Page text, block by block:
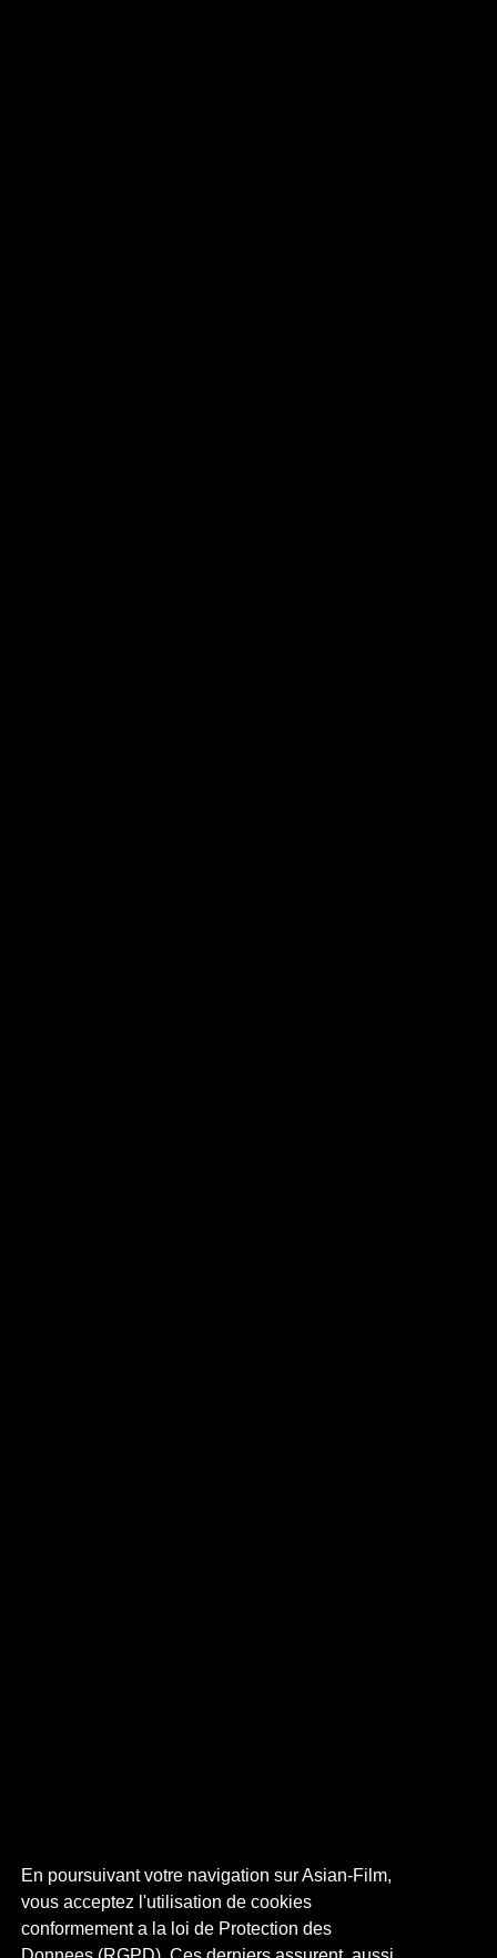
En poursuivant votre navigation sur Asian-Film,
vous acceptez l'utilisation de cookies
conformement a la loi de Protection des